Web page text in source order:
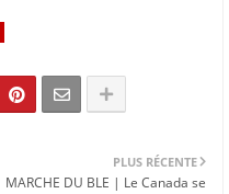
PLUS RÉCENTE
MARCHE DU BLE | Le Canada se